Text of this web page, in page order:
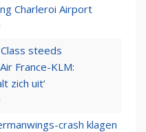
Charleroi Airport
steeds
France-KLM:
zich uit’
crash klagen